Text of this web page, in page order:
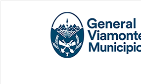
Municipalidad
de General
Viamonte